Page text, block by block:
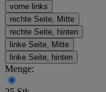
vorne links
rechte Seite, Mitte
rechte Seite, hinten
linke Seite, Mitte
linke Seite, hinten
Menge: